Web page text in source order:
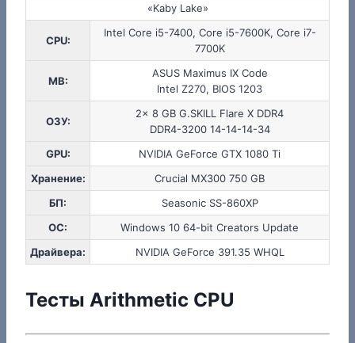
«Kaby Lake»
CPU:
Intel Core i5-7400, Core i5-7600K, Core i7-
7700K
MB:
ASUS Maximus IX Code
Intel Z270, BIOS 1203
ОЗУ:
2x 8 GB G.SKILL Flare X DDR4
DDR4-3200 14-14-14-34
GPU:
NVIDIA GeForce GTX 1080 Ti
Хранение:
Crucial MX300 750 GB
БП:
Seasonic SS-860XP
ОС:
Windows 10 64-bit Creators Update
Драйвера:
NVIDIA GeForce 391.35 WHQL
Тесты Arithmetic CPU